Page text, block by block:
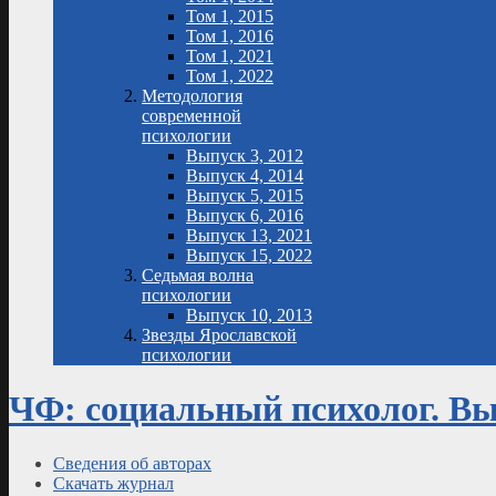
Том 1, 2015
Том 1, 2016
Том 1, 2021
Том 1, 2022
Методология
современной
психологии
Выпуск 3, 2012
Выпуск 4, 2014
Выпуск 5, 2015
Выпуск 6, 2016
Выпуск 13, 2021
Выпуск 15, 2022
Седьмая волна
психологии
Выпуск 10, 2013
Звезды Ярославской
психологии
ЧФ: социальный психолог.
Сведения об авторах
Скачать журнал